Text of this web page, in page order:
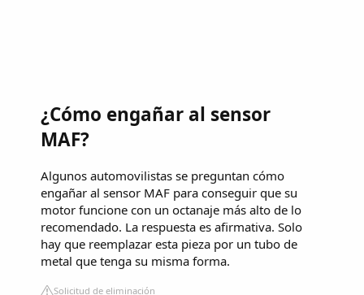
¿Cómo engañar al sensor
MAF?
Algunos automovilistas se preguntan cómo
engañar al sensor MAF para conseguir que su
motor funcione con un octanaje más alto de lo
recomendado. La respuesta es afirmativa. Solo
hay que reemplazar esta pieza por un tubo de
metal que tenga su misma forma.
Solicitud de eliminación